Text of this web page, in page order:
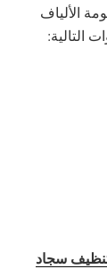
الألياف
التالية:
سجاد